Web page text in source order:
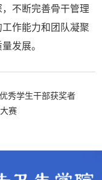
不断完善骨干管理
作能力和团队凝聚
发展。
秀学生干部获奖者
赛